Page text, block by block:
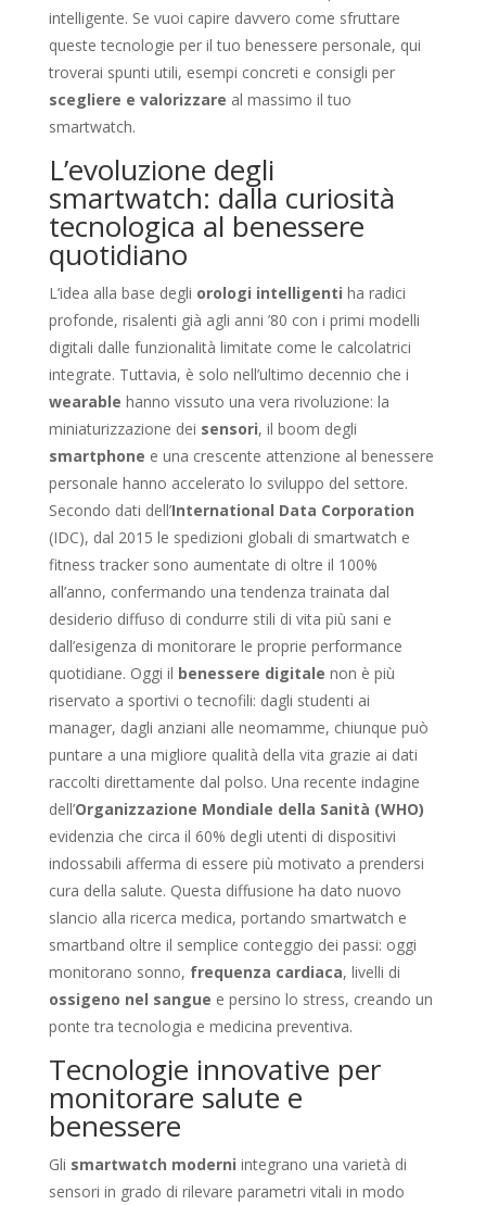
intelligente. Se vuoi capire davvero come sfruttare
queste tecnologie per il tuo benessere personale, qui
troverai spunti utili, esempi concreti e consigli per
scegliere e valorizzare al massimo il tuo
smartwatch.
L’evoluzione degli
smartwatch: dalla curiosità
tecnologica al benessere
quotidiano
L’idea alla base degli orologi intelligenti ha radici
profonde, risalenti già agli anni ’80 con i primi modelli
digitali dalle funzionalità limitate come le calcolatrici
integrate. Tuttavia, è solo nell’ultimo decennio che i
wearable hanno vissuto una vera rivoluzione: la
miniaturizzazione dei sensori, il boom degli
smartphone e una crescente attenzione al benessere
personale hanno accelerato lo sviluppo del settore.
Secondo dati dell’International Data Corporation
(IDC), dal 2015 le spedizioni globali di smartwatch e
fitness tracker sono aumentate di oltre il 100%
all’anno, confermando una tendenza trainata dal
desiderio diffuso di condurre stili di vita più sani e
dall’esigenza di monitorare le proprie performance
quotidiane. Oggi il benessere digitale non è più
riservato a sportivi o tecnofili: dagli studenti ai
manager, dagli anziani alle neomamme, chiunque può
puntare a una migliore qualità della vita grazie ai dati
raccolti direttamente dal polso. Una recente indagine
dell’Organizzazione Mondiale della Sanità (WHO)
evidenzia che circa il 60% degli utenti di dispositivi
indossabili afferma di essere più motivato a prendersi
cura della salute. Questa diffusione ha dato nuovo
slancio alla ricerca medica, portando smartwatch e
smartband oltre il semplice conteggio dei passi: oggi
monitorano sonno, frequenza cardiaca, livelli di
ossigeno nel sangue e persino lo stress, creando un
ponte tra tecnologia e medicina preventiva.
Tecnologie innovative per
monitorare salute e
benessere
Gli smartwatch moderni integrano una varietà di
sensori in grado di rilevare parametri vitali in modo